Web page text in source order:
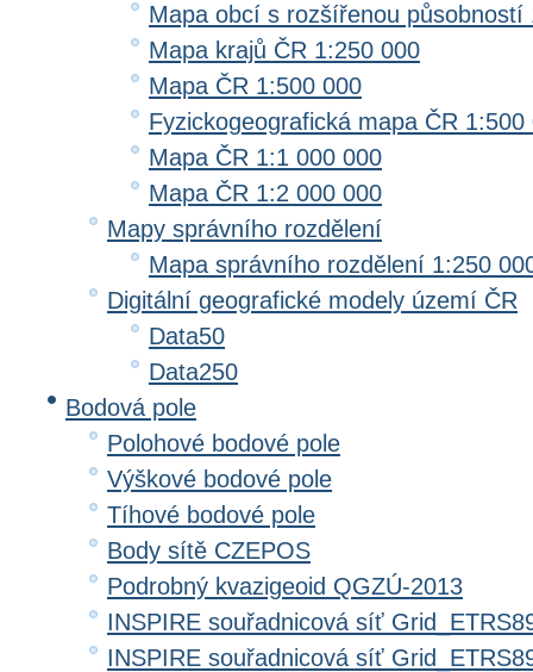
Mapa obcí s rozšířenou působností
Mapa krajů ČR 1:250 000
Mapa ČR 1:500 000
Fyzickogeografická mapa ČR 1:500
Mapa ČR 1:1 000 000
Mapa ČR 1:2 000 000
Mapy správního rozdělení
Mapa správního rozdělení 1:250
Digitální geografické modely území ČR
Data50
Data250
Bodová pole
Polohové bodové pole
Výškové bodové pole
Tíhové bodové pole
Body sítě CZEPOS
Podrobný kvazigeoid QGZÚ-2013
INSPIRE souřadnicová síť
INSPIRE souřadnicová síť